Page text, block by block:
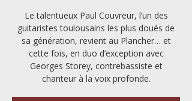
Le talentueux Paul Couvreur, l’un des
guitaristes toulousains les plus doués de
sa génération, revient au Plancher… et
cette fois, en duo d’exception avec
Georges Storey, contrebassiste et
chanteur à la voix profonde.